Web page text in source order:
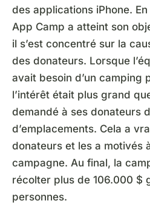
des applications iPhone.
App Camp a atteint son
il s’est concentré sur la
des donateurs. Lorsque
avait besoin d’un camping
l’intérêt était plus grand
demandé à ses donateurs
d’emplacements. Cela a
donateurs et les a motivés
campagne. Au final, la
récolter plus de 106.000 $
personnes.